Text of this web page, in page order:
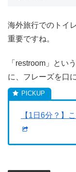
海外旅行でのトイ
重要ですね。
「restroom」とい
に、フレーズを口
【1日6分？】